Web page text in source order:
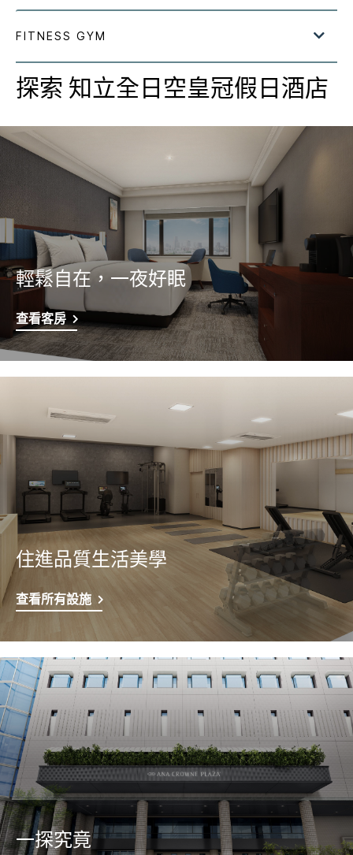
探索 知立全日空皇冠假日酒店
輕鬆自在，一夜好眠
查看客房
住進品質生活美學
查看所有設施
一探究竟